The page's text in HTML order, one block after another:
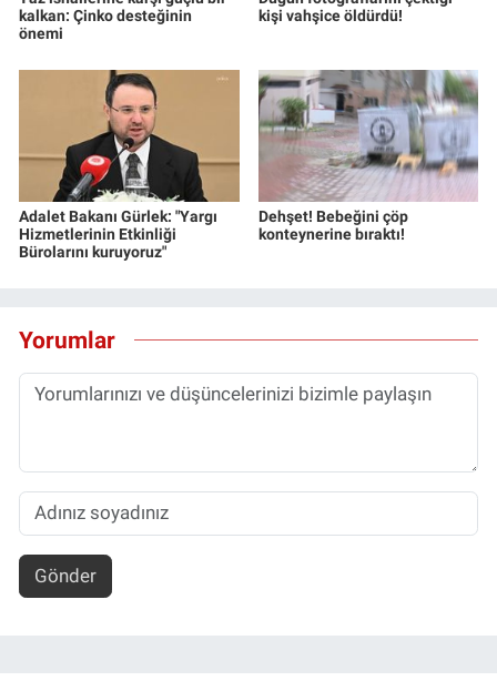
kalkan: Çinko desteğinin
önemi
kişi vahşice öldürdü!
Adalet Bakanı Gürlek: "Yargı
Hizmetlerinin Etkinliği
Bürolarını kuruyoruz"
Dehşet! Bebeğini çöp
konteynerine bıraktı!
Yorumlar
Gönder